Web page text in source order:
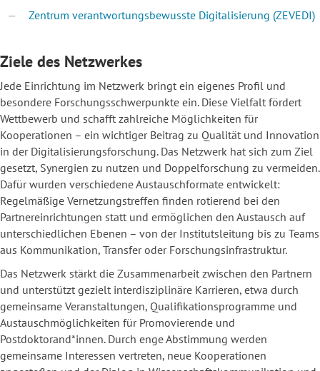
Zentrum verantwortungsbewusste Digitalisierung (ZEVEDI)
Ziele des Netzwerkes
Jede Einrichtung im Netzwerk bringt ein eigenes Profil und
besondere Forschungsschwerpunkte ein. Diese Vielfalt fördert
Wettbewerb und schafft zahlreiche Möglichkeiten für
Kooperationen – ein wichtiger Beitrag zu Qualität und Innovation
in der Digitalisierungsforschung. Das Netzwerk hat sich zum Ziel
gesetzt, Synergien zu nutzen und Doppelforschung zu vermeiden.
Dafür wurden verschiedene Austauschformate entwickelt:
Regelmäßige Vernetzungstreffen finden rotierend bei den
Partnereinrichtungen statt und ermöglichen den Austausch auf
unterschiedlichen Ebenen – von der Institutsleitung bis zu Teams
aus Kommunikation, Transfer oder Forschungsinfrastruktur.
Das Netzwerk stärkt die Zusammenarbeit zwischen den Partnern
und unterstützt gezielt interdisziplinäre Karrieren, etwa durch
gemeinsame Veranstaltungen, Qualifikationsprogramme und
Austauschmöglichkeiten für Promovierende und
Postdoktorand*innen. Durch enge Abstimmung werden
gemeinsame Interessen vertreten, neue Kooperationen